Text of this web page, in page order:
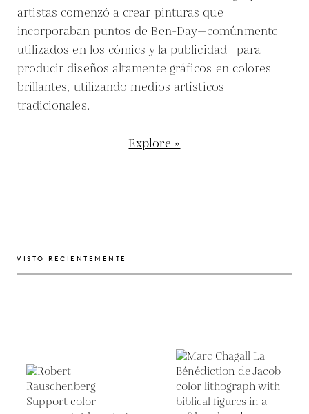
artistas comenzó a crear pinturas que
incorporaban puntos de Ben-Day—comúnmente
utilizados en los cómics y la publicidad—para
producir diseños altamente gráficos en colores
brillantes, utilizando medios artísticos
tradicionales.
Explore »
VISTO RECIENTEMENTE